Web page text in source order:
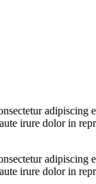
irure dolor in
irure dolor in